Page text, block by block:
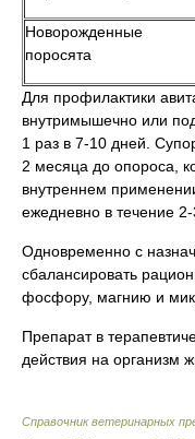
Новорожденные
поросята
Для профилактики
внутримышечно или
1 раз в 7-10 дней.
2 месяца до опороса,
внутреннем
ежедневно в течение
Одновременно с
сбалансировать
фосфору, магнию и
Препарат в
действия на организм
Справочник ветеринарных